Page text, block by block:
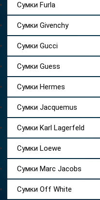
Сумки Furla
Сумки Givenchy
Сумки Gucci
Сумки Guess
Сумки Hermes
Сумки Jacquemus
Сумки Karl Lagerfeld
Сумки Loewe
Сумки Marc Jacobs
Сумки Off White